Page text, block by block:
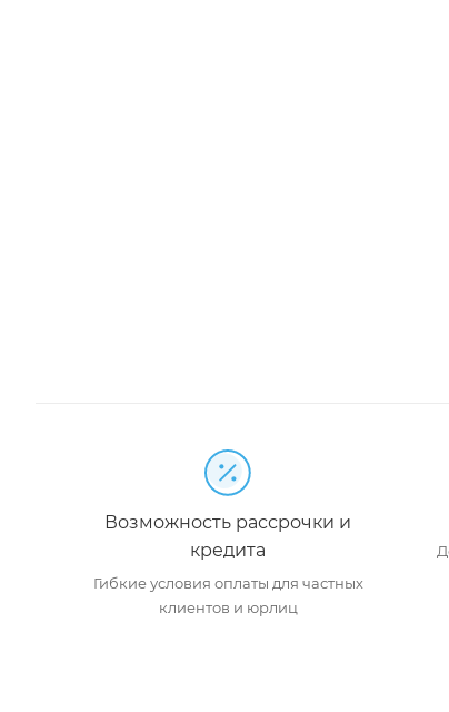
Возможность рассрочки и
кредита
Гибкие условия оплаты для частных
клиентов и юрлиц